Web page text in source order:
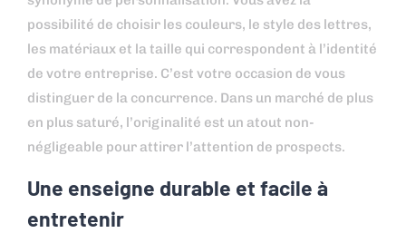
possibilité de choisir les couleurs, le style des lettres,
les matériaux et la taille qui correspondent à l’identité
de votre entreprise. C’est votre occasion de vous
distinguer de la concurrence. Dans un marché de plus
en plus saturé, l’originalité est un atout non-
négligeable pour attirer l’attention de prospects.
Une enseigne durable et facile à
entretenir